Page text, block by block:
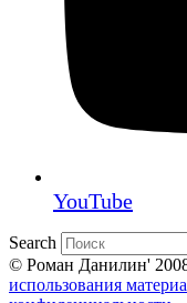
YouTube
Search
© Роман Данилин'
использования